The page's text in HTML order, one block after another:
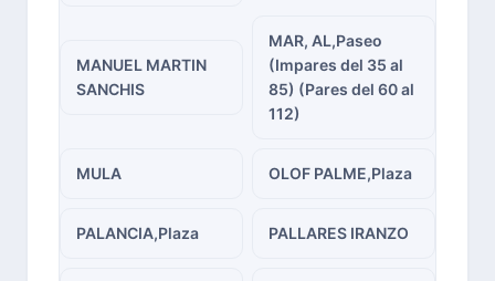
MANUEL MARTIN
SANCHIS
MAR, AL,Paseo
(Impares del 35 al
85) (Pares del 60 al
112)
MULA OLOF PALME,Plaza
PALANCIA,Plaza PALLARES IRANZO